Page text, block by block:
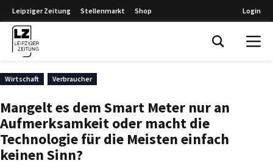
Leipziger Zeitung Stellenmarkt Shop Login
Wirtschaft Verbraucher
Mangelt es dem Smart Meter nur an
Aufmerksamkeit oder macht die
Technologie für die Meisten einfach
keinen Sinn?